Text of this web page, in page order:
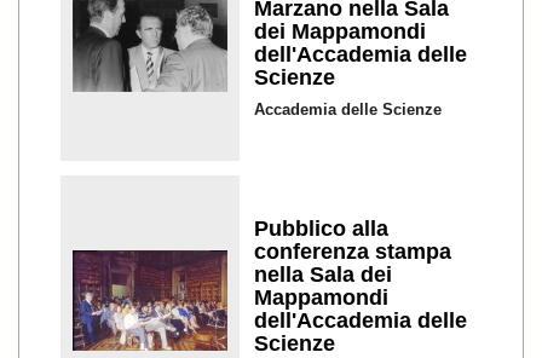
Marzano nella Sala
dei Mappamondi
dell'Accademia delle
Scienze
Accademia delle Scienze
Pubblico alla
conferenza stampa
nella Sala dei
Mappamondi
dell'Accademia delle
Scienze